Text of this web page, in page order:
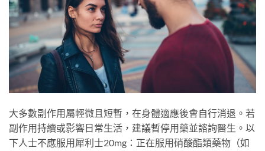
大多數副作用屬輕微且短暫，在身體適應後會自行消退。若
副作用持續或影響日常生活，建議暫停用藥並諮詢醫生。以
下人士不應服用犀利士20mg：正在服用硝酸酯類藥物（如